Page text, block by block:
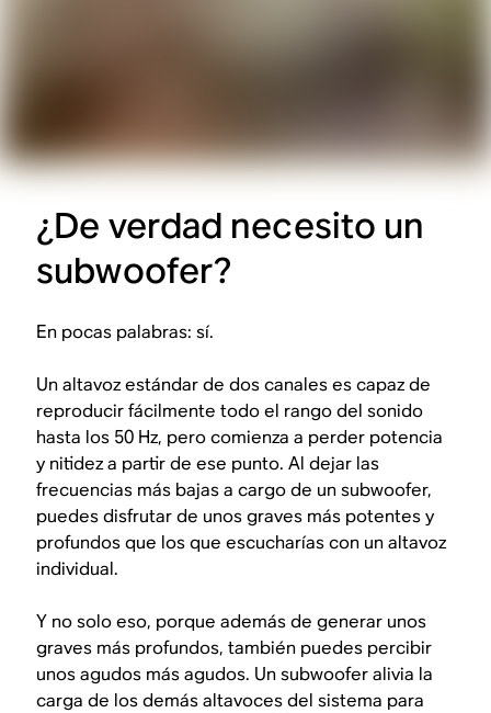
¿De verdad necesito un
subwoofer?
En pocas palabras: sí.
Un altavoz estándar de dos canales es capaz de
reproducir fácilmente todo el rango del sonido
hasta los 50 Hz, pero comienza a perder potencia
y nitidez a partir de ese punto. Al dejar las
frecuencias más bajas a cargo de un subwoofer,
puedes disfrutar de unos graves más potentes y
profundos que los que escucharías con un altavoz
individual.
Y no solo eso, porque además de generar unos
graves más profundos, también puedes percibir
unos agudos más agudos. Un subwoofer alivia la
carga de los demás altavoces del sistema para